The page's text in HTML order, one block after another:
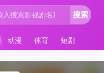
动漫 体育 短剧
搜索